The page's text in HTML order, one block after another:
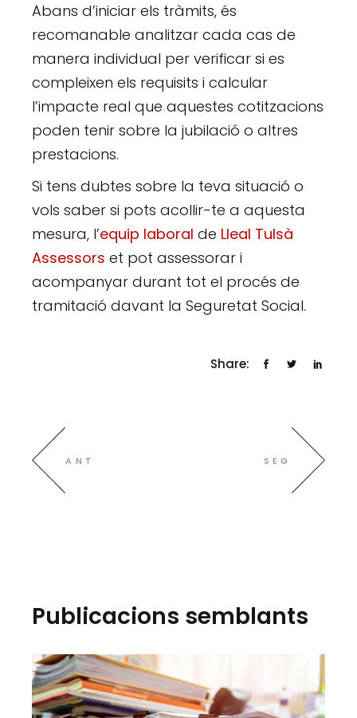
Abans d’iniciar els tràmits, és
recomanable analitzar cada cas de
manera individual per verificar si es
compleixen els requisits i calcular
l’impacte real que aquestes cotitzacions
poden tenir sobre la jubilació o altres
prestacions.
Si tens dubtes sobre la teva situació o
vols saber si pots acollir-te a aquesta
mesura, l’equip laboral de Lleal Tulsà
Assessors et pot assessorar i
acompanyar durant tot el procés de
tramitació davant la Seguretat Social.
Share:
ANT SEG
Publicacions semblants